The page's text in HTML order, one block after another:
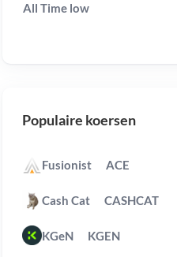
All Time low
Populaire koersen
Fusionist ACE
Cash Cat CASHCAT
KGeN KGEN